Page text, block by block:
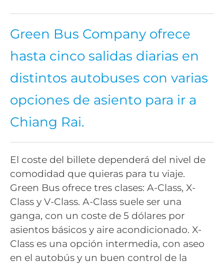
Green Bus Company ofrece
hasta cinco salidas diarias en
distintos autobuses con varias
opciones de asiento para ir a
Chiang Rai.
El coste del billete dependerá del nivel de
comodidad que quieras para tu viaje.
Green Bus ofrece tres clases: A-Class, X-
Class y V-Class. A-Class suele ser una
ganga, con un coste de 5 dólares por
asientos básicos y aire acondicionado. X-
Class es una opción intermedia, con aseo
en el autobús y un buen control de la